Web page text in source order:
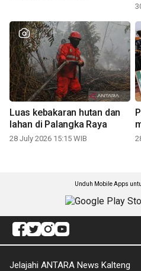
Luas kebakaran hutan dan
lahan di Palangka Raya
28 July 2026 15:15 WIB
Unduh Mobile Apps
Jelajahi ANTARA News Kalteng